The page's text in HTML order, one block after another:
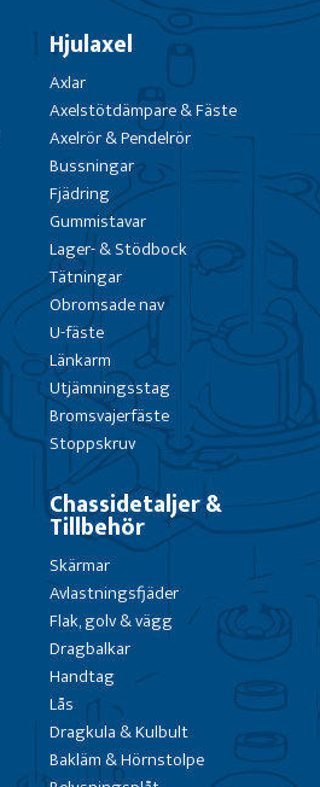
Hjulaxel
Axlar
Axelstötdämpare & Fäste
Axelrör & Pendelrör
Bussningar
Fjädring
Gummistavar
Lager- & Stödbock
Tätningar
Obromsade nav
U-fäste
Länkarm
Utjämningsstag
Bromsvajerfäste
Stoppskruv
Chassidetaljer &
Tillbehör
Skärmar
Avlastningsfjäder
Flak, golv & vägg
Dragbalkar
Handtag
Lås
Dragkula & Kulbult
Bakläm & Hörnstolpe